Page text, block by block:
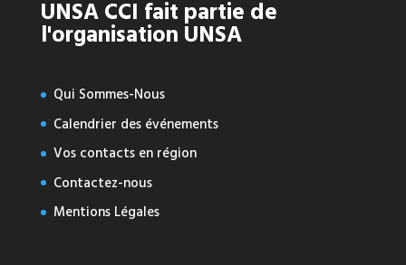
UNSA CCI fait partie de
l'organisation UNSA
Qui Sommes-Nous
Calendrier des événements
Vos contacts en région
Contactez-nous
Mentions Légales